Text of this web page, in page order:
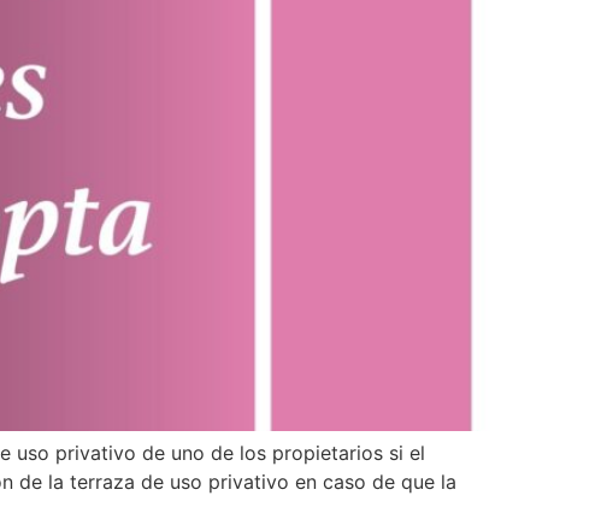
uso privativo de uno de los propietarios si el
de la terraza de uso privativo en caso de que la